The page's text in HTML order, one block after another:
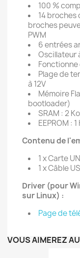
100 %
14
broches
PWM
6 entrées
Oscillateur
Fonctionne
Plage de
à 12V
Mémoire
bootloader)
SRAM : 2 Ko
EEPROM : 1
Contenu de
1 x Carte
1 x Câble
Driver (pour
sur Linux) :
Page de
VOUS AIMEREZ